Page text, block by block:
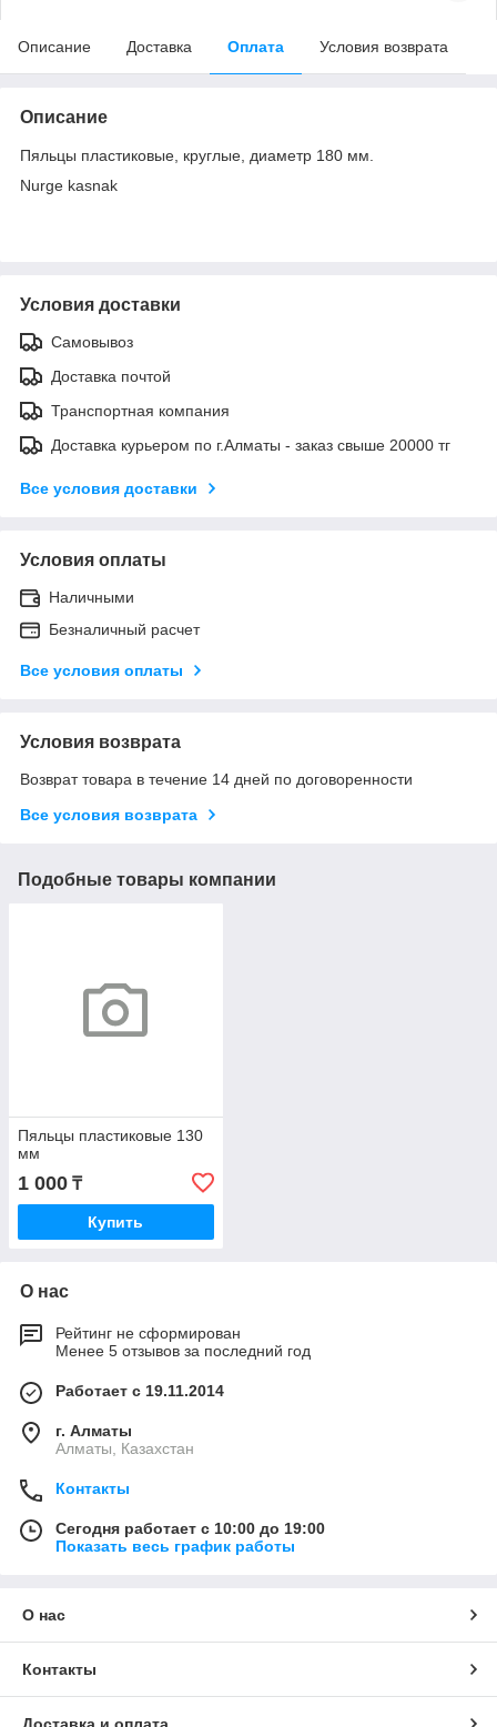
Описание Доставка Оплата Условия возврата
Описание
Пяльцы пластиковые, круглые, диаметр 180 мм.
Nurge kasnak
Условия доставки
Самовывоз
Доставка почтой
Транспортная компания
Доставка курьером по г.Алматы - заказ свыше 20000 тг
Все условия доставки
Условия оплаты
Наличными
Безналичный расчет
Все условия оплаты
Условия возврата
Возврат товара в течение 14 дней по договоренности
Все условия возврата
Подобные товары компании
Пяльцы пластиковые 130
мм
1 000 ₸
Купить
О нас
Рейтинг не сформирован
Менее 5 отзывов за последний год
Работает с 19.11.2014
г. Алматы
Алматы, Казахстан
Контакты
Сегодня работает с 10:00 до 19:00
Показать весь график работы
О нас
Контакты